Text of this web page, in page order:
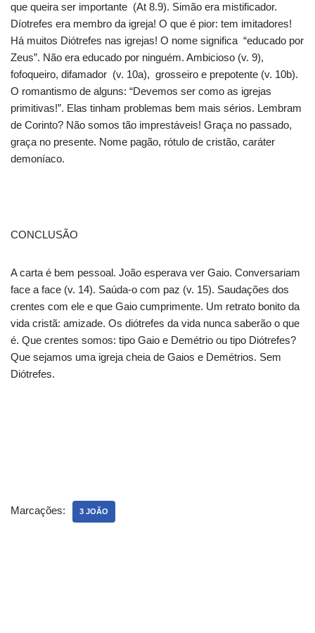
que queira ser importante (At 8.9). Simão era mistificador.
Díotrefes era membro da igreja! O que é pior: tem imitadores!
Há muitos Diótrefes nas igrejas! O nome significa “educado por
Zeus”. Não era educado por ninguém. Ambicioso (v. 9),
fofoqueiro, difamador (v. 10a), grosseiro e prepotente (v. 10b).
O romantismo de alguns: “Devemos ser como as igrejas
primitivas!”. Elas tinham problemas bem mais sérios. Lembram
de Corinto? Não somos tão imprestáveis! Graça no passado,
graça no presente. Nome pagão, rótulo de cristão, caráter
demoníaco.
CONCLUSÃO
A carta é bem pessoal. João esperava ver Gaio. Conversariam
face a face (v. 14). Saúda-o com paz (v. 15). Saudações dos
crentes com ele e que Gaio cumprimente. Um retrato bonito da
vida cristã: amizade. Os diótrefes da vida nunca saberão o que
é. Que crentes somos: tipo Gaio e Demétrio ou tipo Diótrefes?
Que sejamos uma igreja cheia de Gaios e Demétrios. Sem
Diótrefes.
Marcações: 3 JOÃO